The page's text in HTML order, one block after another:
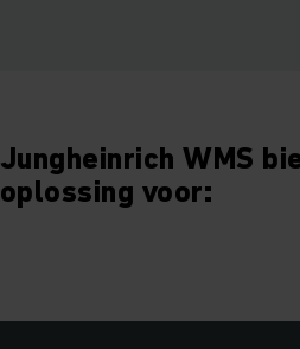
Jungheinrich WMS
oplossing voor: